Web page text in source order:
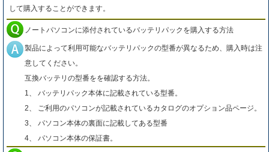
して購入することができます。
ノートパソコンに添付されているバッテリパックを購入する方法
製品によって利用可能なバッテリパックの型番が異なるため、購入時は注
意してください。
互換バッテリの型番をを確認する方法。
1、 バッテリパック本体に記載されている型番。
2、 ご利用のパソコンが記載されているカタログのオプション品ページ。
3、 パソコン本体の裏面に記載してある型番
4、 パソコン本体の保証書。